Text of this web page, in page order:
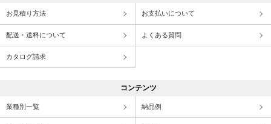
お見積り方法 お支払いについて
配送・送料について よくある質問
カタログ請求
コンテンツ
業種別一覧 納品例